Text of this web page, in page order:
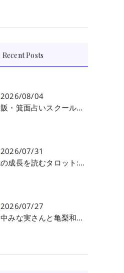
Recent Posts
2026/08/04
大阪・箕面占いスクール 原 史恵 | ルノルマンカード読み方のコツ「雲」 仕事をテーマに占った場合
2026/07/31
魂の成長を読むタロット:悪魔（第十七回目）｜大阪・箕面占いスクールラブアンドライト
2026/07/27
田中みな実さんと亀梨和也さんの相性を読む｜大阪・箕面占いスクールラブアンドライト